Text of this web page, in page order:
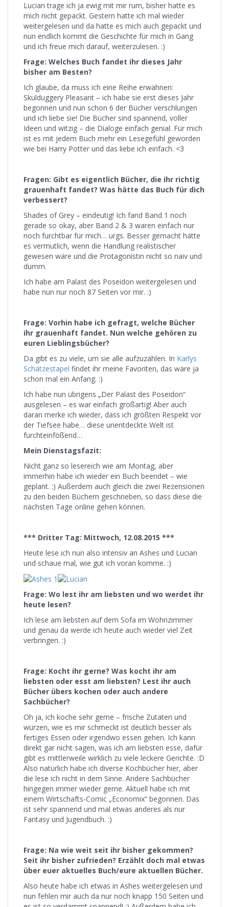
Lucian trage ich ja ewig mit mir rum, bisher hatte es
mich nicht gepackt. Gestern hatte ich mal wieder
weitergelesen und da hatte es mich auch gepackt und
nun endlich kommt die Geschichte für mich in Gang
und ich freue mich darauf, weiterzulesen. :)
Frage: Welches Buch fandet ihr dieses Jahr
bisher am Besten?
Ich glaube, da muss ich eine Reihe erwähnen:
Skulduggery Pleasant – ich habe sie erst dieses Jahr
begonnen und nun schon 6 der Bücher verschlungen
und ich liebe sie! Die Bücher sind spannend, voller
Ideen und witzig – die Dialoge einfach genial. Für mich
ist es mit jedem Buch mehr ein Lesegefühl geworden
wie bei Harry Potter und das liebe ich einfach. <3
Fragen: Gibt es eigentlich Bücher, die ihr richtig
grauenhaft fandet? Was hätte das Buch für dich
verbessert?
Shades of Grey – eindeutig! Ich fand Band 1 noch
gerade so okay, aber Band 2 & 3 waren einfach nur
noch furchtbar für mich… urgs. Besser gemacht hätte
es vermutlich, wenn die Handlung realistischer
gewesen wäre und die Protagonistin nicht so naiv und
dumm.
Ich habe am Palast des Poseidon weitergelesen und
habe nun nur noch 87 Seiten vor mir. :)
Frage: Vorhin habe ich gefragt, welche Bücher
ihr grauenhaft fandet. Nun welche gehören zu
euren Lieblingsbücher?
Da gibt es zu viele, um sie alle aufzuzählen. In Karlys
Schätzestapel findet ihr meine Favoriten, das wäre ja
schon mal ein Anfang. :)
Ich habe nun übrigens „Der Palast des Poseidon“
ausgelesen – es war einfach großartig! Aber auch
daran merke ich wieder, dass ich größten Respekt vor
der Tiefsee habe… diese unentdeckte Welt ist
furchteinfößend…
Mein Dienstagsfazit:
Nicht ganz so lesereich wie am Montag, aber
immerhin habe ich wieder ein Buch beendet – wie
geplant. :) Außerdem auch gleich die zwei Rezensionen
zu den beiden Büchern geschrieben, so dass diese die
nächsten Tage online gehen können.
*** Dritter Tag: Mittwoch, 12.08.2015 ***
Heute lese ich nun also intensiv an Ashes und Lucian
und schaue mal, wie gut ich voran komme. :)
Frage: Wo lest ihr am liebsten und wo werdet ihr
heute lesen?
Ich lese am liebsten auf dem Sofa im Wohnzimmer
und genau da werde ich heute auch wieder viel Zeit
verbringen. :)
Frage: Kocht ihr gerne? Was kocht ihr am
liebsten oder esst am liebsten? Lest ihr auch
Bücher übers kochen oder auch andere
Sachbücher?
Oh ja, ich koche sehr gerne – frische Zutaten und
würzen, wie es mir schmeckt ist deutlich besser als
fertiges Essen oder irgendwo essen gehen. Ich kann
direkt gar nicht sagen, was ich am liebsten esse, dafür
gibt es mittlerweile wirklich zu viele leckere Gerichte. :D
Also natürlich habe ich diverse Kochbücher hier, aber
die lese ich nicht in dem Sinne. Andere Sachbücher
hingegen immer wieder gerne. Aktuell habe ich mit
einem Wirtschafts-Comic „Economix“ begonnen. Das
ist sehr spannend und mal etwas anderes als nur
Fantasy und Jugendbuch. :)
Frage: Na wie weit seit ihr bisher gekommen?
Seit ihr bisher zufrieden? Erzählt doch mal etwas
über euer aktuelles Buch/eure aktuellen Bücher.
Also heute habe ich etwas in Ashes weitergelesen und
nun fehlen mir auch da nur noch knapp 150 Seiten und